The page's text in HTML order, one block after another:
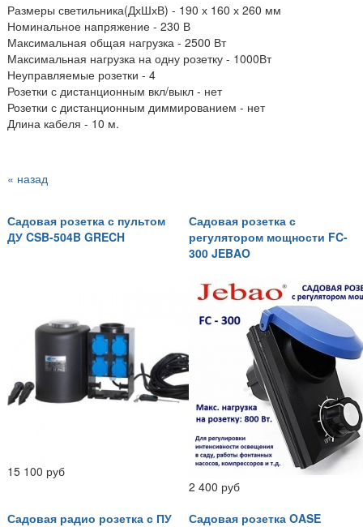
Размеры светильника(ДхШхВ) - 190 х 160 х 260 мм
Номинальное напряжение - 230 В
Максимальная общая нагрузка - 2500 Вт
Максимальная нагрузка на одну розетку - 1000Вт
Неуправляемые розетки - 4
Розетки с дистанционным вкл/выкл - нет
Розетки с дистанционным диммированием - нет
Длина кабеля - 10 м.
« назад
Садовая розетка с пультом
ДУ CSB-504B GRECH
15 100 руб
Садовая розетка с
регулятором мощности FC-
300 JEBAO
2 400 руб
Садовая радио розетка с ПУ
Садовая розетка OASE